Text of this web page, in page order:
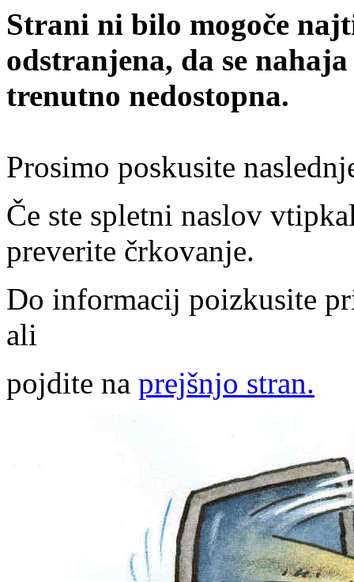
Strani ni bilo mogoče
odstranjena, da se
trenutno nedostopna.
Prosimo poskusite
Če ste spletni naslov
preverite črkovanje.
Do informacij poizkusite
ali
pojdite na prejšnjo stran.